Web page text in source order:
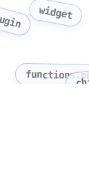
widget